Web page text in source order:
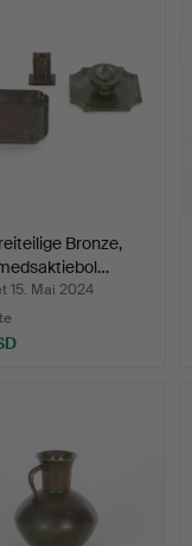
Bronze,
15. Mai 2024